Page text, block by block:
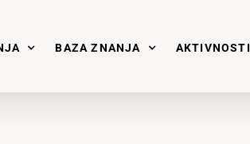
BAZA ZNANJA AKTIVNOSTI